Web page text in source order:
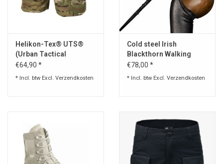
Helikon-Tex® UTS®
(Urban Tactical
Shorts®) Flex 8.5'' -
NyCo Ripstop -
€64,90 *
* Incl. btw Excl. Verzendkosten
Cold steel Irish
Blackthorn Walking
Stick Cold Steel
Blackthorn Staff
€78,00 *
* Incl. btw Excl. Verzendkosten